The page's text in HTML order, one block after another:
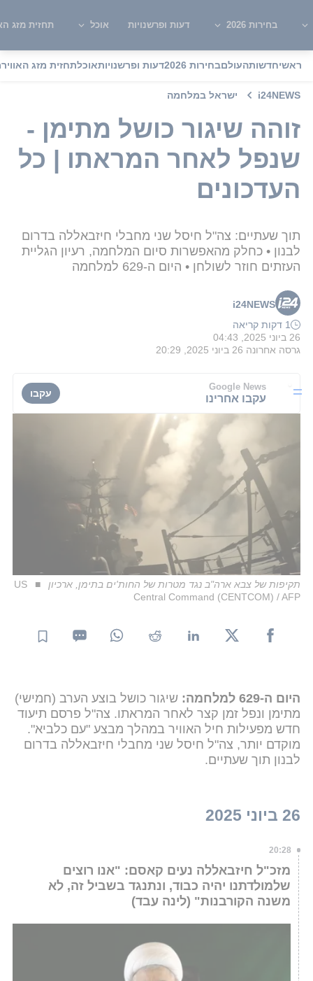
בחירות 2026 דעות ופרשנויות אוכל תחזית מזג
ראשיחדשותהעולםבחירות 2026 דעות ופרשנויותאוכלתחזית מזג האוויר
i24NEWS ישראל במלחמה
זוהה שיגור כושל מתימן -
שנפל לאחר המראתו | כל
העדכונים
תוך שעתיים: צה"ל חיסל שני מחבלי חיזבאללה בדרום
לבנון • כחלק מהאפשרות סיום המלחמה, רעיון הגליית
העזתים חוזר לשולחן • היום ה-629 למלחמה
i24NEWS
1 דקות קריאה
26 ביוני 2025, 04:43
גרסה אחרונה 26 ביוני 2025, 20:29
Google News
עקבו אחרינו עקבו
תקיפות של צבא ארה"ב נגד מטרות של החות'ים בתימן, ארכיון
US
Central Command (CENTCOM) / AFP
היום ה-629 למלחמה:
שיגור כושל בוצע הערב (חמישי)
מתימן ונפל זמן קצר לאחר המראתו. צה"ל פרסם תיעוד
חדש מפעילות חיל האוויר במהלך מבצע "עם כלביא".
מוקדם יותר, צה"ל חיסל שני מחבלי חיזבאללה בדרום
לבנון תוך שעתיים.
26 ביוני 2025
20:28
מזכ"ל חיזבאללה נעים קאסם: "אנו רוצים
שלמולדתנו יהיה כבוד, ונתנגד בשביל זה, לא
משנה הקורבנות" (לינה עבד)